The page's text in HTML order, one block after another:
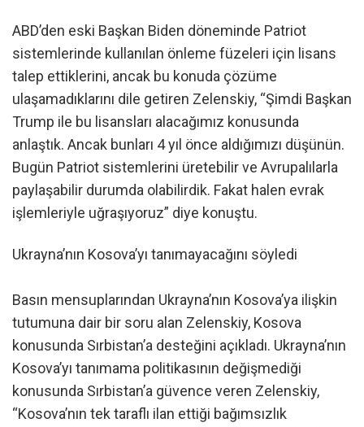
ABD’den eski Başkan Biden döneminde Patriot
sistemlerinde kullanılan önleme füzeleri için lisans
talep ettiklerini, ancak bu konuda çözüme
ulaşamadıklarını dile getiren Zelenskiy, “Şimdi Başkan
Trump ile bu lisansları alacağımız konusunda
anlaştık. Ancak bunları 4 yıl önce aldığımızı düşünün.
Bugün Patriot sistemlerini üretebilir ve Avrupalılarla
paylaşabilir durumda olabilirdik. Fakat halen evrak
işlemleriyle uğraşıyoruz” diye konuştu.
Ukrayna’nın Kosova’yı tanımayacağını söyledi
Basın mensuplarından Ukrayna’nın Kosova’ya ilişkin
tutumuna dair bir soru alan Zelenskiy, Kosova
konusunda Sırbistan’a desteğini açıkladı. Ukrayna’nın
Kosova’yı tanımama politikasının değişmediği
konusunda Sırbistan’a güvence veren Zelenskiy,
“Kosova’nın tek taraflı ilan ettiği bağımsızlık